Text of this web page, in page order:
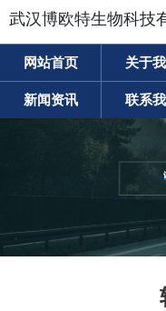
武汉博欧特生物科技
网站首页 关于
新闻资讯 联系